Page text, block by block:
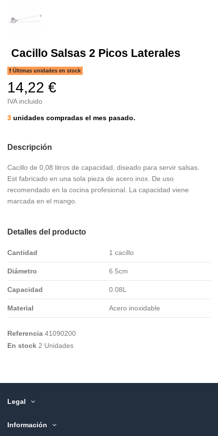
Cacillo Salsas 2 Picos Laterales
Últimas unidades en stock
14,22 €
IVA incluido
3 unidades compradas el mes pasado.
Descripción
Cacillo de 0,08 litros de capacidad, diseado para servir salsas.
Est fabricado en una sola pieza de acero inox. De uso
recomendado en la cocina profesional. La capacidad viene
marcada en el mango.
Detalles del producto
Cantidad 1 cacillo
Diámetro 6.5cm
Capacidad 0.08L
Material Acero inoxidable
Referencia 41090200
En stock 2 Unidades
Legal
Información